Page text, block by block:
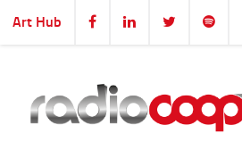
Salta al contenuto
Art Hub